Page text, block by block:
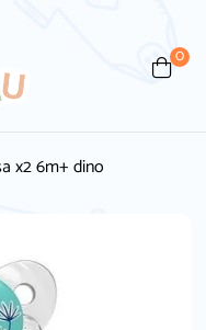
0
x2 6m+ dino
review
x2 6m+ dino”